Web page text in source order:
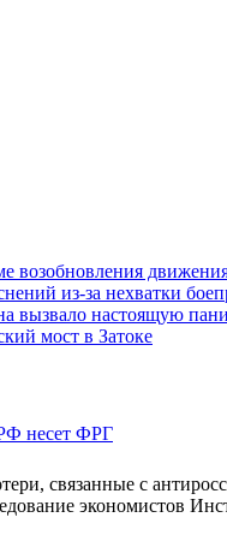
возобновления
из-за нехватки
вызвало настоящую
мост в Затоке
несет ФРГ
связанные с
экономистов